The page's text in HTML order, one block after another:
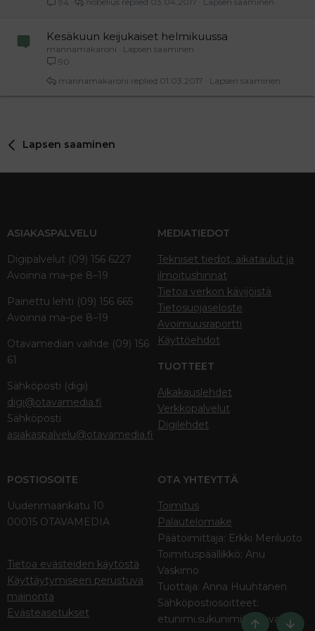
94
Kesäkuun keijukaiset helmikuussa
mannamakaroni
Lapsen saaminen
90
Lapsen saaminen
01.03.2017
mannamakaroni
Lapsen saaminen
ASIAKASPALVELU
Digipalvelut (09) 156 6227
Avoinna ma–pe 8–19
Painettu lehti (09) 156 665
Avoinna ma–pe 8–19
Otavamedian vaihde (09) 156
61
Sähköposti (digi)
digi@otavamedia.fi
Sähköposti
asiakaspalvelu@otavamedia.fi
MEDIATIEDOT
Tekniset tiedot, aikataulut ja
ilmoitushinnat
Tietoa verkon kävijöistä
Tietosuojaseloste
Avoimuusraportti
Käyttöehdot
TUOTTEET
Aikakauslehdet
Verkkopalvelut
Digilehdet
POSTIOSOITE
Uudenmaankatu 10
00015 OTAVAMEDIA
Tietoa evästeiden käytöstä
Käyttäytymiseen perustuva
mainonta
Evästeasetukset
OTA YHTEYTTÄ
Toimitus
Palautelomake
Päätoimittaja: Erkki Meriluoto
Toimituspäällikkö: Anu
Vaskimo
Tuottaja: Anna Huuhtanen
Sähköpostiosoitteet:
etunimi.sukunimi@otava.fi